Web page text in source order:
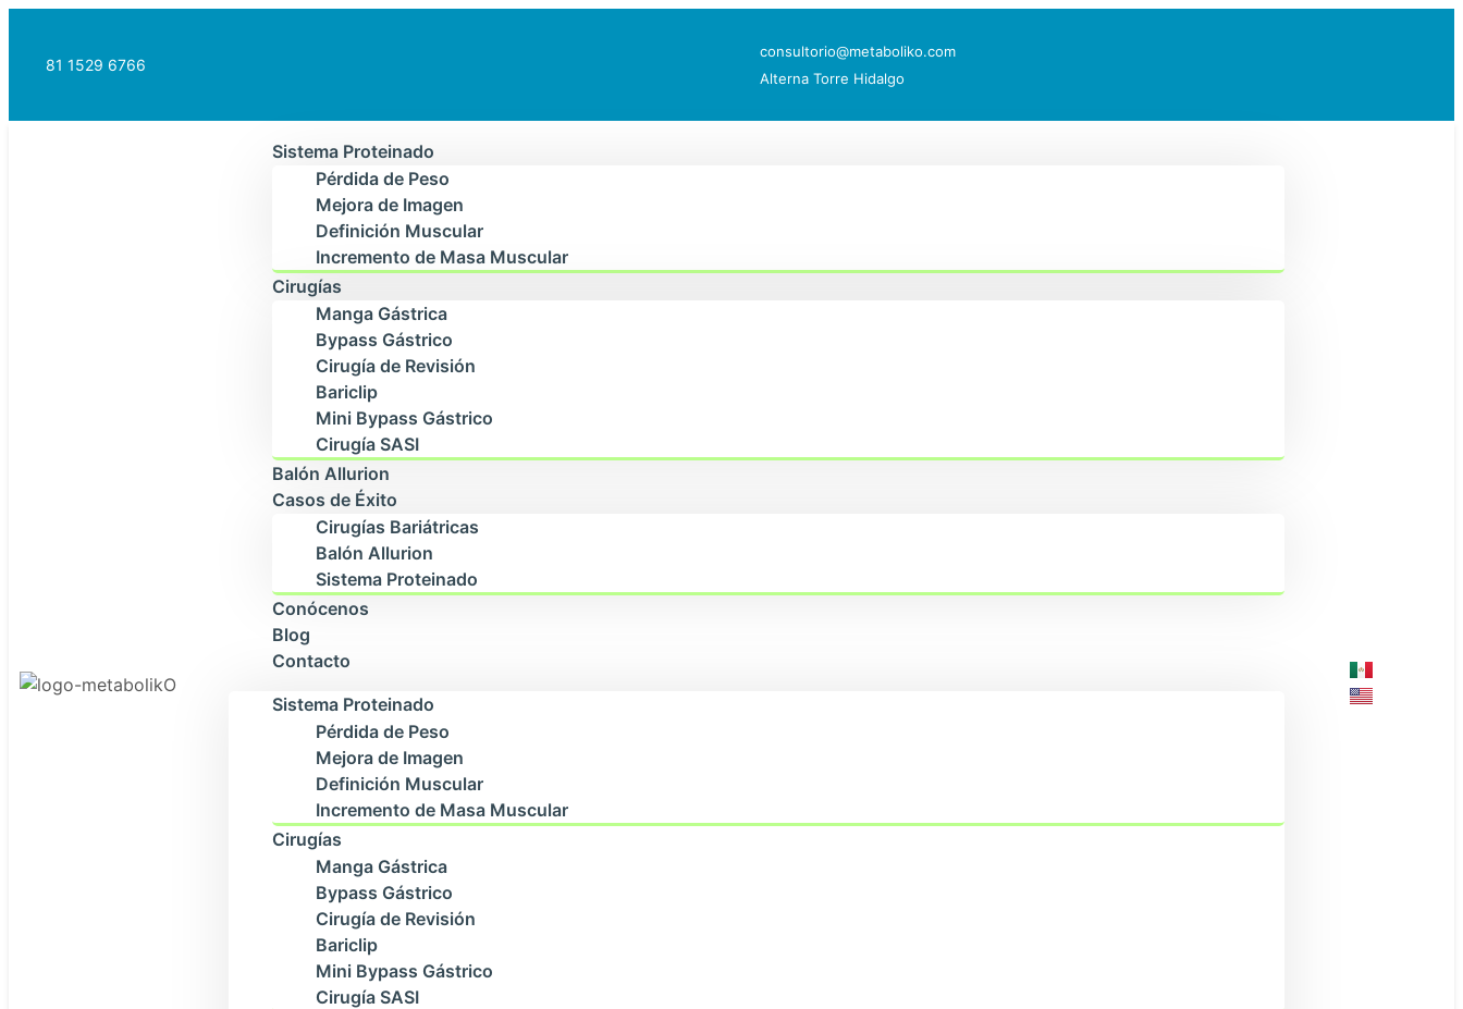
81 1529 6766
consultorio@metaboliko.com
Alterna Torre Hidalgo
Sistema Proteinado
Pérdida de Peso
Mejora de Imagen
Definición Muscular
Incremento de Masa Muscular
Cirugías
Manga Gástrica
Bypass Gástrico
Cirugía de Revisión
Bariclip
Mini Bypass Gástrico
Cirugía SASI
Balón Allurion
Casos de Éxito
Cirugías Bariátricas
Balón Allurion
Sistema Proteinado
Conócenos
Blog
Contacto
Sistema Proteinado
Pérdida de Peso
Mejora de Imagen
Definición Muscular
Incremento de Masa Muscular
Cirugías
Manga Gástrica
Bypass Gástrico
Cirugía de Revisión
Bariclip
Mini Bypass Gástrico
Cirugía SASI